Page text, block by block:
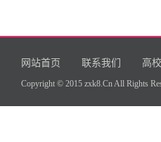
网站首页 联系我们 高
Copyright © 2015 zxk8.Cn All Rights